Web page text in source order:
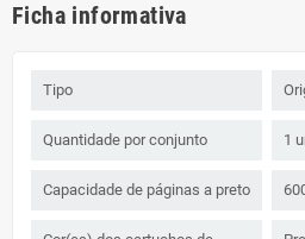
Ficha informativa
Tipo
Quantidade por conjunto 1
Capacidade de páginas a preto